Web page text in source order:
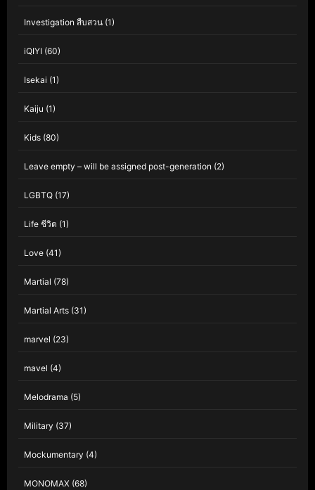
Investigation สืบสวน (1)
iQIYI (60)
Isekai (1)
Kaiju (1)
Kids (80)
Leave empty – will be assigned post-generation (2)
LGBTQ (17)
Life ชีวิต (1)
Love (41)
Martial (78)
Martial Arts (31)
marvel (23)
mavel (4)
Melodrama (5)
Military (37)
Mockumentary (4)
MONOMAX (68)